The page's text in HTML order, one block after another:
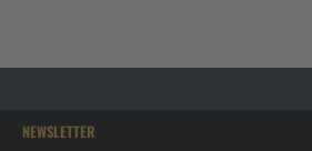
NEWSLETTER